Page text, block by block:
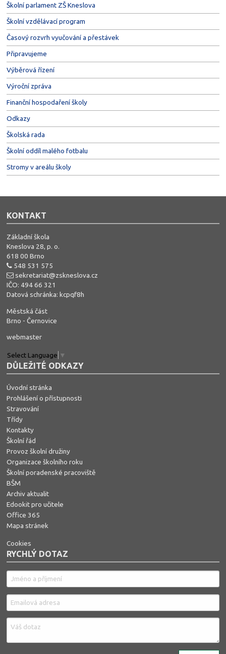
Školní parlament ZŠ Kneslova
Školní vzdělávací program
Časový rozvrh vyučování a přestávek
Připravujeme
Výběrová řízení
Výroční zpráva
Finanční hospodaření školy
Odkazy
Školská rada
Školní oddíl malého fotbalu
Stromy v areálu školy
KONTAKT
Základní škola
Kneslova 28, p. o.
618 00 Brno
548 531 575
sekretariat@zskneslova.cz
IČO: 494 66 321
Datová schránka: kcpqf8h
Městská část
Brno - Černovice
webmaster
Select Language ▼
DŮLEŽITÉ ODKAZY
Úvodní stránka
Prohlášení o přístupnosti
Stravování
Třídy
Kontakty
Školní řád
Provoz školní družiny
Organizace školního roku
Školní poradenské pracoviště
BŠM
Archiv aktualit
Edookit pro učitele
Office 365
Mapa stránek
Cookies
RYCHLÝ DOTAZ